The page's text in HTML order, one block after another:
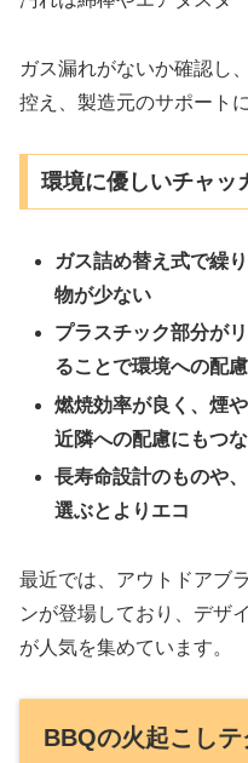
ガス漏れがないか確認し
控え、製造元のサポート
環境に優しいチャッ
ガス詰め替え式で繰
物が少ない
プラスチック部分が
ることで環境への配
燃焼効率が良く、煙
近隣への配慮にもつ
長寿命設計のものや
選ぶとよりエコ
最近では、アウトドアブ
ンが登場しており、デザ
が人気を集めています。
BBQの火起こしテ